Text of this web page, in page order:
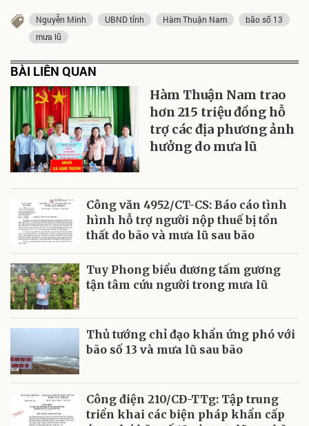
Nguyễn Minh UBND tỉnh Hàm Thuận Nam
bão số 13
mưa lũ
BÀI LIÊN QUAN
Hàm Thuận Nam trao
hơn 215 triệu đồng hỗ
trợ các địa phương ảnh
hưởng do mưa lũ
Công văn 4952/CT-CS: Báo cáo tình
hình hỗ trợ người nộp thuế bị tổn
thất do bão và mưa lũ sau bão
Tuy Phong biểu dương tấm gương
tận tâm cứu người trong mưa lũ
Thủ tướng chỉ đạo khẩn ứng phó với
bão số 13 và mưa lũ sau bão
Công điện 210/CĐ-TTg: Tập trung
triển khai các biện pháp khẩn cấp